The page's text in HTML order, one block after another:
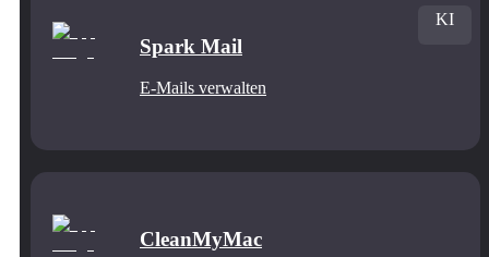
Spark Mail
E-Mails verwalten
KI
CleanMyMac